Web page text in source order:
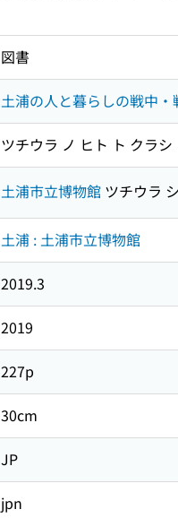
図書
土浦の人と暮らしの戦中
ツチウラ ノ ヒト ト クラ
土浦市立博物館 ツチウラ
土浦 : 土浦市立博物館
2019.3
2019
227p
30cm
JP
jpn